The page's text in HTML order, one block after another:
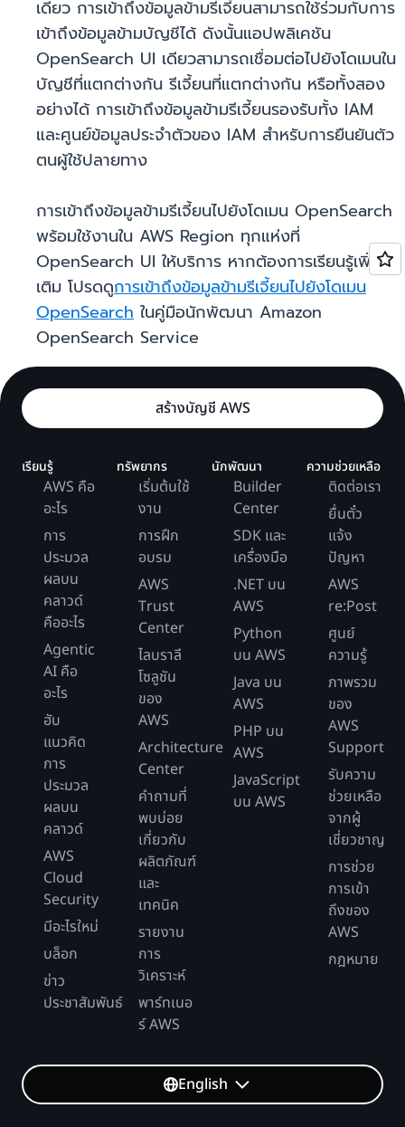
เดียว การเข้าถึงข้อมูลข้ามรีเจี้ยนสามารถใช้ร่วมกับการ
เข้าถึงข้อมูลข้ามบัญชีได้ ดังนั้นแอปพลิเคชัน
OpenSearch UI เดียวสามารถเชื่อมต่อไปยังโดเมนใน
บัญชีที่แตกต่างกัน รีเจี้ยนที่แตกต่างกัน หรือทั้งสอง
อย่างได้ การเข้าถึงข้อมูลข้ามรีเจี้ยนรองรับทั้ง IAM
และศูนย์ข้อมูลประจำตัวของ IAM สำหรับการยืนยันตัว
ตนผู้ใช้ปลายทาง
การเข้าถึงข้อมูลข้ามรีเจี้ยนไปยังโดเมน OpenSearch
พร้อมใช้งานใน AWS Region ทุกแห่งที่
OpenSearch UI ให้บริการ หากต้องการเรียนรู้เพิ่ม
เติม โปรดดูการเข้าถึงข้อมูลข้ามรีเจี้ยนไปยังโดเมน
OpenSearch ในคู่มือนักพัฒนา Amazon
OpenSearch Service
สร้างบัญชี AWS
เรียนรู้
AWS คือ
อะไร
การ
ประมวล
ผลบน
คลาวด์
คืออะไร
Agentic
AI คือ
อะไร
ฮับ
แนวคิด
การ
ประมวล
ผลบน
คลาวด์
AWS
Cloud
Security
มีอะไรใหม่
บล็อก
ข่าว
ประชาสัมพันธ์
ทรัพยากร
เริ่มต้นใช้
งาน
การฝึก
อบรม
AWS
Trust
Center
ไลบราลี
โซลูชัน
ของ
AWS
Architecture
Center
คำถามที่
พบบ่อย
เกี่ยวกับ
ผลิตภัณฑ์
และ
เทคนิค
รายงาน
การ
วิเคราะห์
พาร์ทเนอ
ร์ AWS
นักพัฒนา
Builder
Center
SDK และ
เครื่องมือ
.NET บน
AWS
Python
บน AWS
Java บน
AWS
PHP บน
AWS
JavaScript
บน AWS
ความช่วยเหลือ
ติดต่อเรา
ยื่นตั๋ว
แจ้ง
ปัญหา
AWS
re:Post
ศูนย์
ความรู้
ภาพรวม
ของ
AWS
Support
รับความ
ช่วยเหลือ
จากผู้
เชี่ยวชาญ
การช่วย
การเข้า
ถึงของ
AWS
กฎหมาย
English